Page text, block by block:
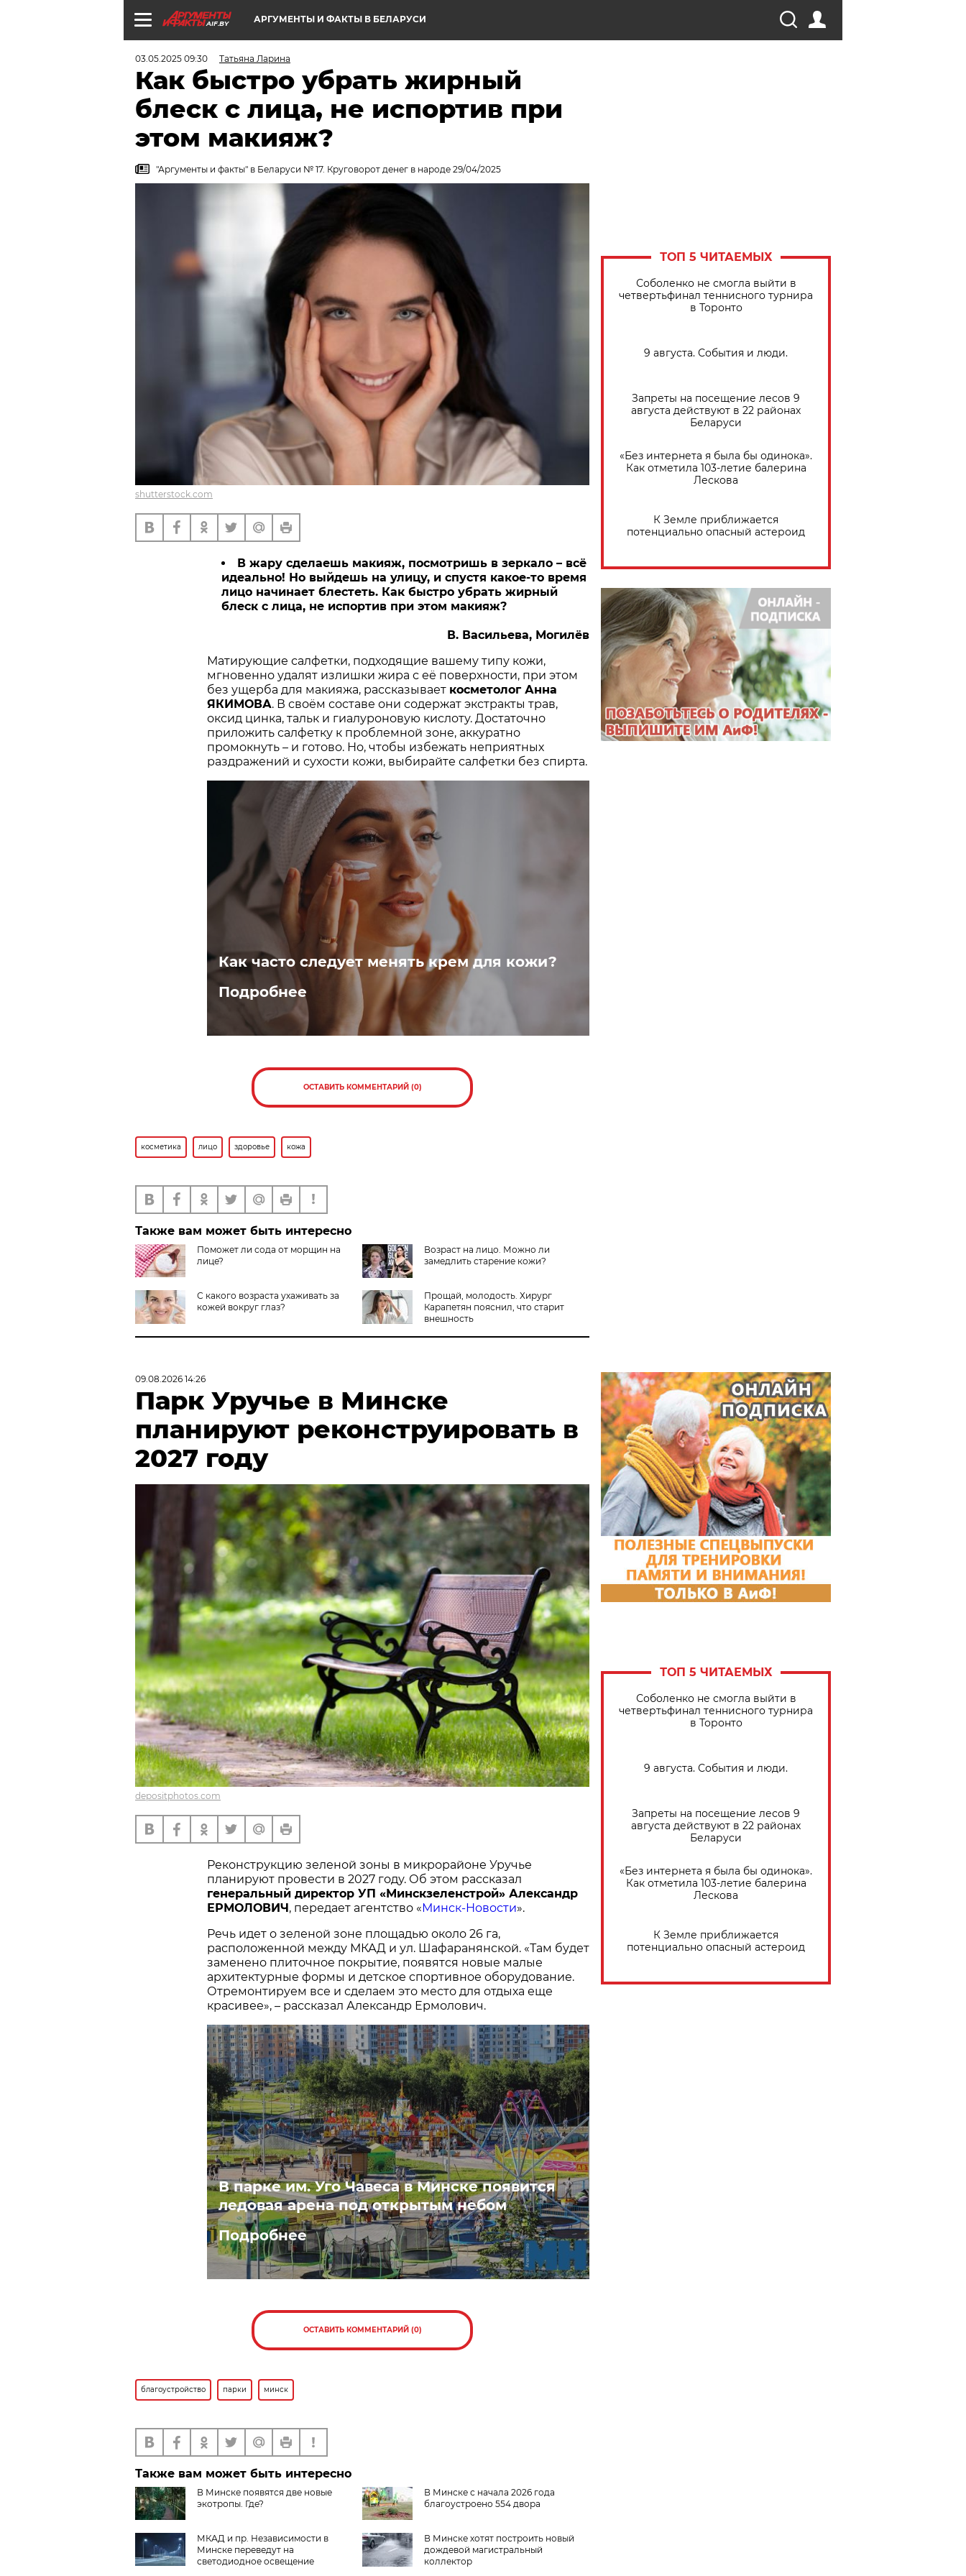
AIF.BY АРГУМЕНТЫ И ФАКТЫ В БЕЛАРУСИ
03.05.2025 09:30 Татьяна Ларина
Как быстро убрать жирный
блеск с лица, не испортив при
этом макияж?
"Аргументы и факты" в Беларуси № 17. Круговорот денег в народе 29/04/2025
shutterstock.com
В жару сделаешь макияж, посмотришь в зеркало – всё
идеально! Но выйдешь на улицу, и спустя какое-то время
лицо начинает блестеть. Как быстро убрать жирный
блеск с лица, не испортив при этом макияж?
В. Васильева, Могилёв
Матирующие салфетки, подходящие вашему типу кожи,
мгновенно удалят излишки жира с её поверхности, при этом
без ущерба для макияжа, рассказывает косметолог Анна
ЯКИМОВА. В своём составе они содержат экстракты трав,
оксид цинка, тальк и гиалуроновую кислоту. Достаточно
приложить салфетку к проблемной зоне, аккуратно
промокнуть – и готово. Но, чтобы избежать неприятных
раздражений и сухости кожи, выбирайте салфетки без спирта.
Как часто следует менять крем для кожи?
Подробнее
ОСТАВИТЬ КОММЕНТАРИЙ (0)
косметика лицо здоровье кожа
Также вам может быть интересно
Поможет ли сода от морщин на
лице?
Возраст на лицо. Можно ли
замедлить старение кожи?
С какого возраста ухаживать за
кожей вокруг глаз?
Прощай, молодость. Хирург
Карапетян пояснил, что старит
внешность
ТОП 5 ЧИТАЕМЫХ
Соболенко не смогла выйти в
четвертьфинал теннисного турнира
в Торонто
9 августа. События и люди.
Запреты на посещение лесов 9
августа действуют в 22 районах
Беларуси
«Без интернета я была бы одинока».
Как отметила 103-летие балерина
Лескова
К Земле приближается
потенциально опасный астероид
09.08.2026 14:26
Парк Уручье в Минске
планируют реконструировать в
2027 году
depositphotos.com
Реконструкцию зеленой зоны в микрорайоне Уручье
планируют провести в 2027 году. Об этом рассказал
генеральный директор УП «Минскзеленстрой» Александр
ЕРМОЛОВИЧ , передает агентство « Минск-Новости».
Речь идет о зеленой зоне площадью около 26 га,
расположенной между МКАД и ул. Шафаранянской. «Там будет
заменено плиточное покрытие, появятся новые малые
архитектурные формы и детское спортивное оборудование.
Отремонтируем все и сделаем это место для отдыха еще
красивее», – рассказал Александр Ермолович.
В парке им. Уго Чавеса в Минске появится
ледовая арена под открытым небом
Подробнее
ОСТАВИТЬ КОММЕНТАРИЙ (0)
благоустройство парки минск
Также вам может быть интересно
В Минске появятся две новые
экотропы. Где?
В Минске с начала 2026 года
благоустроено 554 двора
МКАД и пр. Независимости в
Минске переведут на
светодиодное освещение
В Минске хотят построить новый
дождевой магистральный
коллектор
ТОП 5 ЧИТАЕМЫХ
Соболенко не смогла выйти в
четвертьфинал теннисного турнира
в Торонто
9 августа. События и люди.
Запреты на посещение лесов 9
августа действуют в 22 районах
Беларуси
«Без интернета я была бы одинока».
Как отметила 103-летие балерина
Лескова
К Земле приближается
потенциально опасный астероид